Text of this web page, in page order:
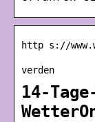
http s://
verden
14-